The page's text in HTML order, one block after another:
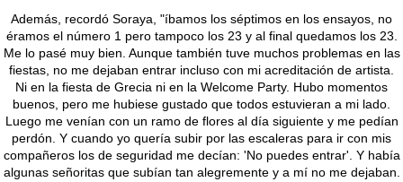
Además, recordó Soraya, "íbamos los séptimos en los ensayos, no
éramos el número 1 pero tampoco los 23 y al final quedamos los 23.
Me lo pasé muy bien. Aunque también tuve muchos problemas en las
fiestas, no me dejaban entrar incluso con mi acreditación de artista.
Ni en la fiesta de Grecia ni en la Welcome Party. Hubo momentos
buenos, pero me hubiese gustado que todos estuvieran a mi lado.
Luego me venían con un ramo de flores al día siguiente y me pedían
perdón. Y cuando yo quería subir por las escaleras para ir con mis
compañeros los de seguridad me decían: 'No puedes entrar'. Y había
algunas señoritas que subían tan alegremente y a mí no me dejaban.